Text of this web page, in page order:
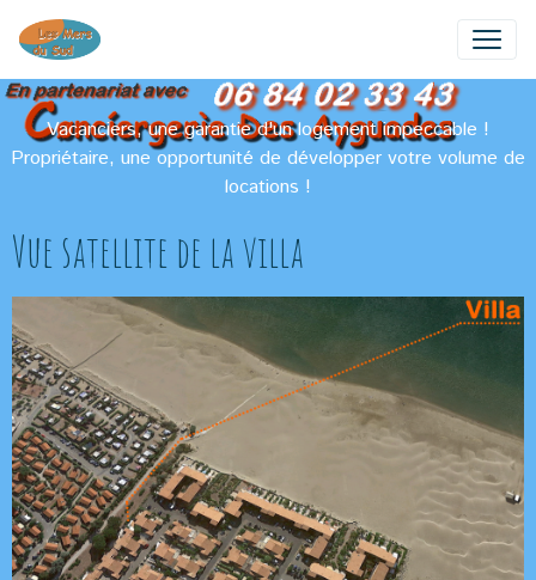
Vacanciers, une garantie d'un logement impeccable !
Propriétaire, une opportunité de développer votre volume de
locations !
Vue satellite de la villa